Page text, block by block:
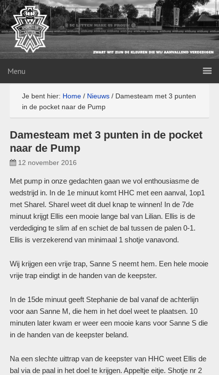
Menu
Je bent hier: Home / Nieuws / Damesteam met 3 punten
in de pocket naar de Pump
Damesteam met 3 punten in de pocket
naar de Pump
12 november 2016
Met pump in onze gedachten gaan we vol enthousiasme de
wedstrijd in. In de 1e minuut komt HHC met een aanval, 1op1
met Sharel. Sharel weet dit duel knap te winnen! In de 7de
minuut krijgt Ellis een mooie lange bal van Lilian. Ellis is de
verdediging te slim af en schiet de bal tussen de palen 0-1.
Ellis is verzekerend van minimaal 1 shotje vanavond.
Wij krijgen een vrije trap, Sanne S neemt hem. Een hele mooie
vrije trap eindigt in de handen van de keepster.
In de 15de minuut geeft Stephanie de bal vanaf de achterlijn
voor aan Sanne M, die hem in het doel weet te plaatsen. 10
minuten later kwam er weer een mooie kans voor Sanne S die
in de handen van de keepster beland.
Na een slechte uittrap van de keepster van HHC weet Ellis de
bal via de paal in het doel te krijgen. Appeltje eitje. Shotje nr 2